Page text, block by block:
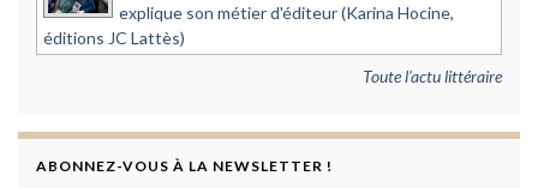
explique son métier d'éditeur (Karina Hocine,
éditions JC Lattès)
Toute l'actu littéraire
ABONNEZ-VOUS À LA NEWSLETTER !